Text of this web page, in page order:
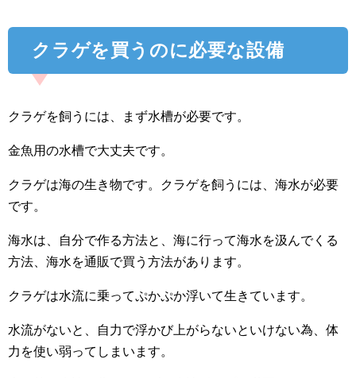
クラゲを買うのに必要な設備
クラゲを飼うには、まず水槽が必要です。
金魚用の水槽で大丈夫です。
クラゲは海の生き物です。クラゲを飼うには、海水が必要
です。
海水は、自分で作る方法と、海に行って海水を汲んでくる
方法、海水を通販で買う方法があります。
クラゲは水流に乗ってぷかぷか浮いて生きています。
水流がないと、自力で浮かび上がらないといけない為、体
力を使い弱ってしまいます。